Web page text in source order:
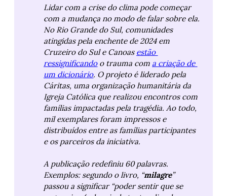
Lidar com a crise do clima pode começar
com a mudança no modo de falar sobre ela.
No Rio Grande do Sul, comunidades
atingidas pela enchente de 2024 em
Cruzeiro do Sul e Canoas estão
ressignificando o trauma com a criação de
um dicionário. O projeto é liderado pela
Cáritas, uma organização humanitária da
Igreja Católica que realizou encontros com
famílias impactadas pela tragédia. Ao todo,
mil exemplares foram impressos e
distribuídos entre as famílias participantes
e os parceiros da iniciativa.
A publicação redefiniu 60 palavras.
Exemplos: segundo o livro, “milagre”
passou a significar “poder sentir que se